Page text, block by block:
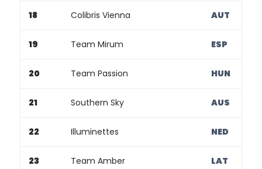
18 Colibris Vienna AUT
19 Team Mirum ESP
20 Team Passion HUN
21 Southern Sky AUS
22 Illuminettes NED
23 Team Amber LAT